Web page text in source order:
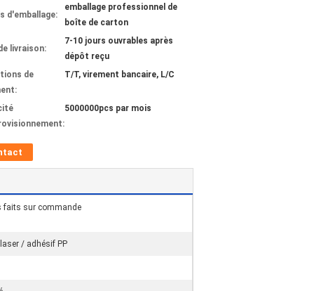
d'emballage:
emballage professionnel de
boîte de carton
livraison:
7-10 jours ouvrables après
dépôt reçu
de
T/T, virement bancaire, L/C
5000000pcs par mois
faits sur commande
/ adhésif PP